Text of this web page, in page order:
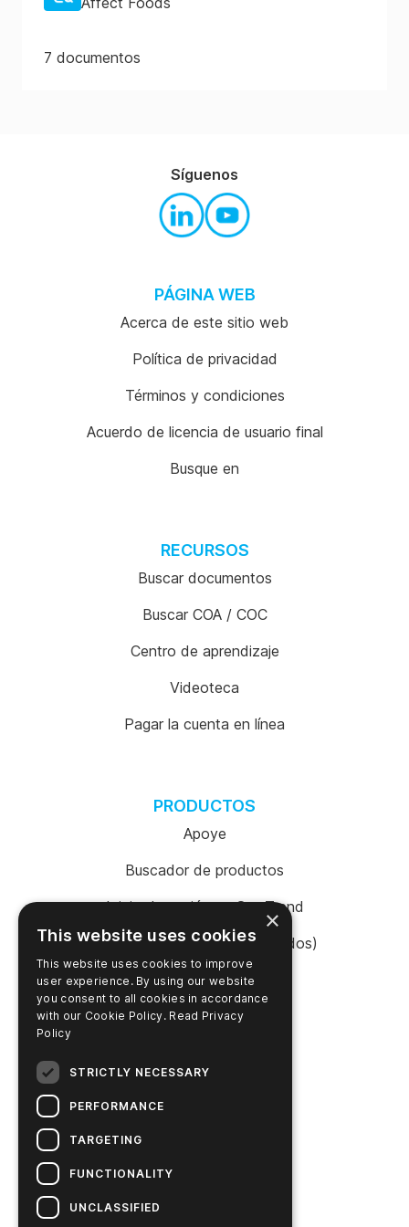
7 documentos
PÁGINA WEB
Acerca de este sitio web
Política de privacidad
Términos y condiciones
Acuerdo de licencia de usuario final
Busque en
RECURSOS
Buscar documentos
Buscar COA / COC
Centro de aprendizaje
Videoteca
Pagar la cuenta en línea
PRODUCTOS
Apoye
Buscador de productos
Inicio de sesión en SureTrend
Tienda en línea (Estados Unidos)
Tienda en línea (Australia)
Historia de Hygiena
Síguenos
×
This website uses cookies
This website uses cookies to improve
user experience. By using our website
you consent to all cookies in accordance
with our Cookie Policy. Read Privacy
Policy
STRICTLY NECESSARY
PERFORMANCE
TARGETING
FUNCTIONALITY
UNCLASSIFIED